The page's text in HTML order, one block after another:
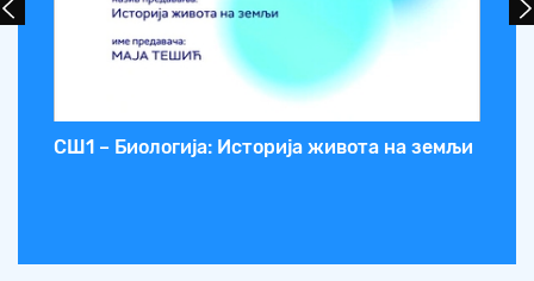
СШ1 – Биологија: Историја живота на земљи